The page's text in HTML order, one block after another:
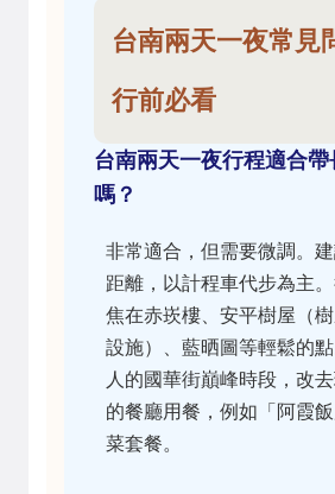
台南兩天一夜常見
行前必看
台南兩天一夜行程適合
嗎？
非常適合，但需要微調。
距離，以計程車代步為主
焦在赤崁樓、安平樹屋（
設施）、藍晒圖等輕鬆的
人的國華街巔峰時段，改
的餐廳用餐，例如「阿霞
菜套餐。